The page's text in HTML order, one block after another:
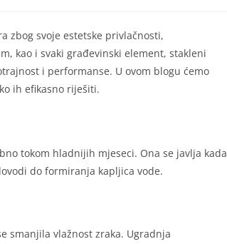
zbog svoje estetske privlačnosti,
kao i svaki građevinski element, stakleni
i performanse. U ovom blogu ćemo
ih efikasno riješiti.
tokom hladnijih mjeseci. Ona se javlja kada
do formiranja kapljica vode.
smanjila vlažnost zraka. Ugradnja